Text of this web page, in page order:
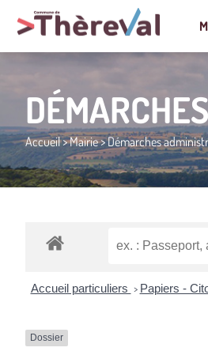
Accueil>Mairie>Démarches
Accueil particuliers > Papiers -
Dossier